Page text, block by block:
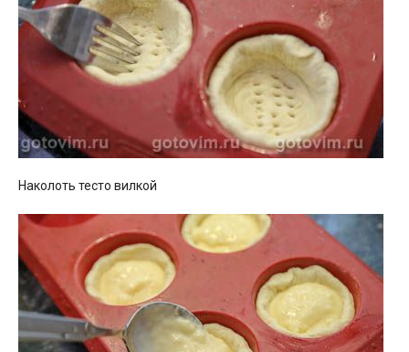
Наколоть тесто вилкой